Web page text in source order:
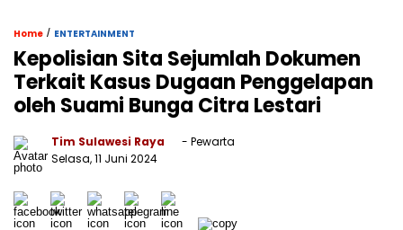
Home / ENTERTAINMENT
Kepolisian Sita Sejumlah Dokumen
Terkait Kasus Dugaan Penggelapan
oleh Suami Bunga Citra Lestari
Tim Sulawesi Raya
- Pewarta
Selasa, 11 Juni 2024